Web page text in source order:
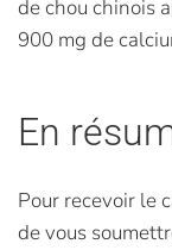
de chou chinois
900 mg de
En
Pour recevoir le
de vous